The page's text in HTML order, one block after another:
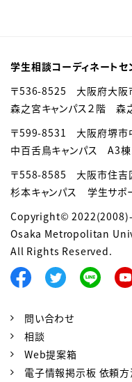
学生相談コーディネートセ
〒536-8525 大阪府大阪
森之宮キャンパス２階 森
〒599-8531 大阪府堺市
中百舌鳥キャンパス A3棟
〒558-8585 大阪市住
杉本キャンパス 学生サポ
Copyright©
Osaka Metropolitan
All Rights Reserved.
問い合わせ
相談
Web提案箱
電子情報掲示板 依頼方